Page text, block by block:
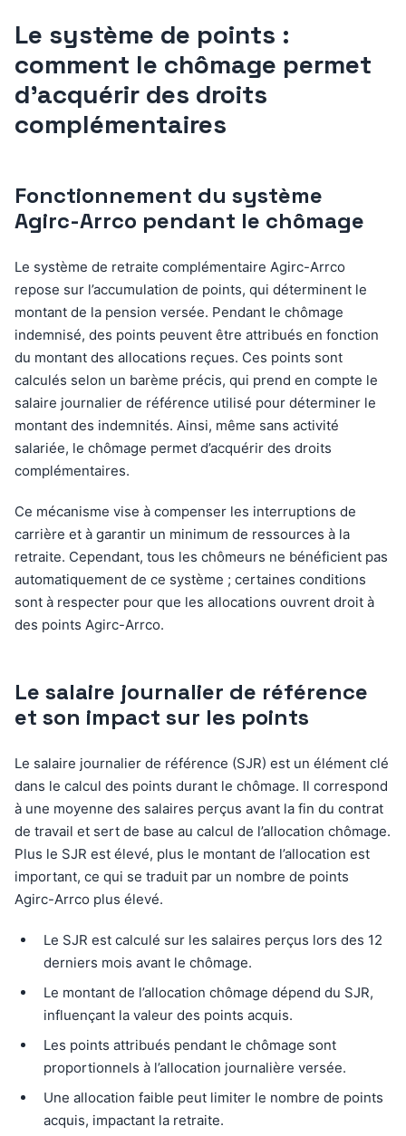
Le système de points :
comment le chômage permet
d’acquérir des droits
complémentaires
Fonctionnement du système
Agirc-Arrco pendant le chômage
Le système de retraite complémentaire Agirc-Arrco
repose sur l’accumulation de points, qui déterminent le
montant de la pension versée. Pendant le chômage
indemnisé, des points peuvent être attribués en fonction
du montant des allocations reçues. Ces points sont
calculés selon un barème précis, qui prend en compte le
salaire journalier de référence utilisé pour déterminer le
montant des indemnités. Ainsi, même sans activité
salariée, le chômage permet d’acquérir des droits
complémentaires.
Ce mécanisme vise à compenser les interruptions de
carrière et à garantir un minimum de ressources à la
retraite. Cependant, tous les chômeurs ne bénéficient pas
automatiquement de ce système ; certaines conditions
sont à respecter pour que les allocations ouvrent droit à
des points Agirc-Arrco.
Le salaire journalier de référence
et son impact sur les points
Le salaire journalier de référence (SJR) est un élément clé
dans le calcul des points durant le chômage. Il correspond
à une moyenne des salaires perçus avant la fin du contrat
de travail et sert de base au calcul de l’allocation chômage.
Plus le SJR est élevé, plus le montant de l’allocation est
important, ce qui se traduit par un nombre de points
Agirc-Arrco plus élevé.
Le SJR est calculé sur les salaires perçus lors des 12
derniers mois avant le chômage.
Le montant de l’allocation chômage dépend du SJR,
influençant la valeur des points acquis.
Les points attribués pendant le chômage sont
proportionnels à l’allocation journalière versée.
Une allocation faible peut limiter le nombre de points
acquis, impactant la retraite.